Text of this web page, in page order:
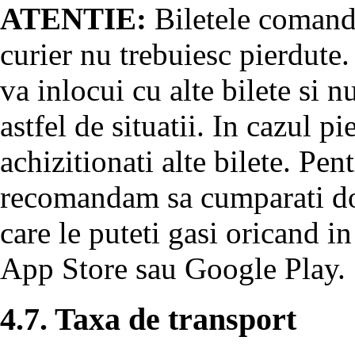
ATENTIE: Biletele
curier nu trebuiesc
va inlocui cu alte bilete si
astfel de situatii. In cazul
achizitionati alte bilete.
recomandam sa cumparati
care le puteti gasi oricand
App Store sau Google Play.
4.7. Taxa de transport